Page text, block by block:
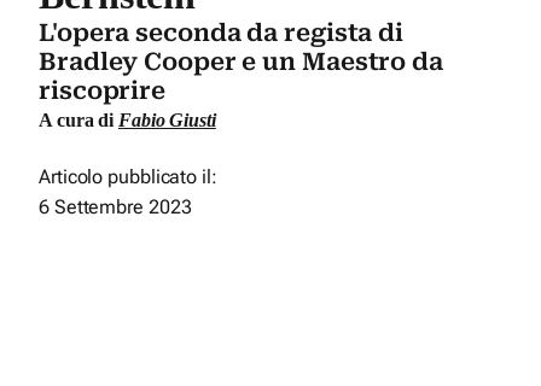
L'opera seconda da regista di
Bradley Cooper e un Maestro da
riscoprire
A cura di Fabio Giusti
Articolo pubblicato il:
6 Settembre 2023